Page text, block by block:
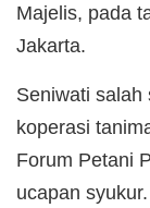
Majelis, pada
Jakarta.
Seniwati salah
koperasi
Forum Petani
ucapan syukur.